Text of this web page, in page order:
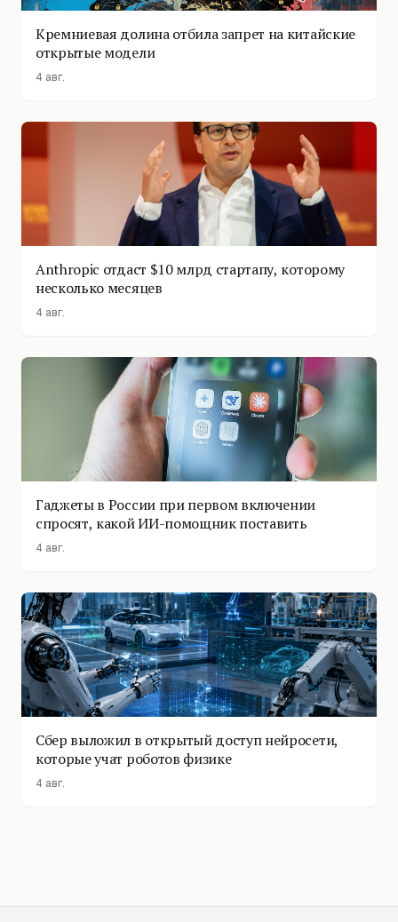
Кремниевая долина отбила запрет на китайские
открытые модели
4 авг.
Anthropic отдаст $10 млрд стартапу, которому
несколько месяцев
4 авг.
Гаджеты в России при первом включении
спросят, какой ИИ-помощник поставить
4 авг.
Сбер выложил в открытый доступ нейросети,
которые учат роботов физике
4 авг.